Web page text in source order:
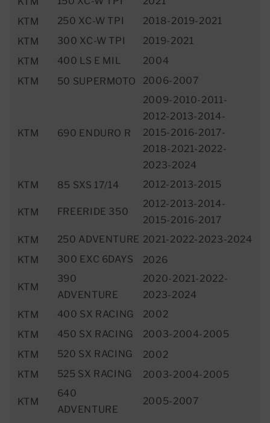
KTM
250 XC-W TPI
2018-2019-2021
KTM
300 XC-W TPI
2019-2021
KTM
400 LS E MIL
2004
KTM
50 SUPERMOTO 2006-2007
KTM 690 ENDURO R
2009-2010-2011-
2012-2013-2014-
2015-2016-2017-
2018-2021-2022-
2023-2024
KTM
85 SXS 17/14 2012-2013-2015
KTM FREERIDE 350
2012-2013-2014-
2015-2016-2017
KTM
250 ADVENTURE 2021-2022-2023-2024
KTM
300 EXC 6DAYS 2026
KTM
390
ADVENTURE
2020-2021-2022-
2023-2024
KTM
400 SX RACING
2002
KTM
450 SX RACING
2003-2004-2005
KTM
520 SX RACING
2002
KTM
525 SX RACING 2003-2004-2005
KTM
640
ADVENTURE
2005-2007